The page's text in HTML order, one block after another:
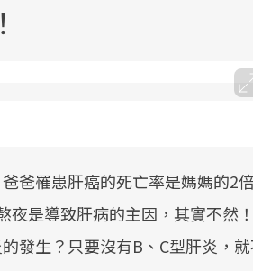
爸罹患肝癌的死亡率是媽媽的2倍
是導致肝病的主因，其實不然！
發生？只要沒有B、C型肝炎，
對超高齡社會的浪潮，台灣正在快
向「健康照護」的新時代。隨著國
政策如「健康台灣推動委員會」與「
3.0」的推進，「預防醫學」已成全
年，就到良醫生活祭體驗「一站
康新生活」，從講座、體驗到運動
全面啟動你的健康革命！
醫健康網從「換季的身體變化」出
，透過醫學觀點與日常感受的對話
建立對亞健康的認知，進而引導實際
善行動。